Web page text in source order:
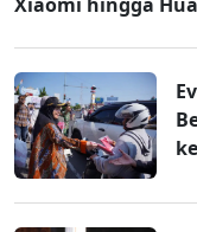
Xiaomi hingga